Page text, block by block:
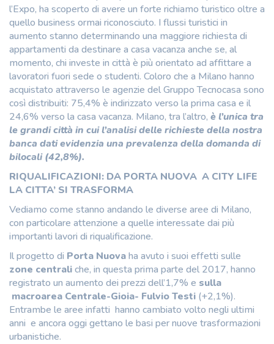
l’Expo, ha scoperto di avere un forte richiamo turistico oltre a
quello business ormai riconosciuto. I flussi turistici in
aumento stanno determinando una maggiore richiesta di
appartamenti da destinare a casa vacanza anche se, al
momento, chi investe in città è più orientato ad affittare a
lavoratori fuori sede o studenti. Coloro che a Milano hanno
acquistato attraverso le agenzie del Gruppo Tecnocasa sono
così distribuiti: 75,4% è indirizzato verso la prima casa e il
24,6% verso la casa vacanza. Milano, tra l’altro, è l’unica tra
le grandi città in cui l’analisi delle richieste della nostra
banca dati evidenzia una prevalenza della domanda di
bilocali (42,8%).
RIQUALIFICAZIONI: DA PORTA NUOVA A CITY LIFE
LA CITTA’ SI TRASFORMA
Vediamo come stanno andando le diverse aree di Milano,
con particolare attenzione a quelle interessate dai più
importanti lavori di riqualificazione.
Il progetto di Porta Nuovaha avuto i suoi effetti sulle
zone centraliche, in questa prima parte del 2017, hanno
registrato un aumento dei prezzi dell’1,7% e sulla
macroarea Centrale-Gioia- Fulvio Testi (+2,1%).
Entrambe le aree infatti hanno cambiato volto negli ultimi
anni e ancora oggi gettano le basi per nuove trasformazioni
urbanistiche.